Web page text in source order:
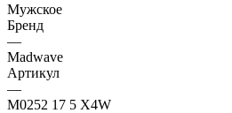
Мужское
Бренд
—
Madwave
Артикул
—
M0252 17 5 X4W